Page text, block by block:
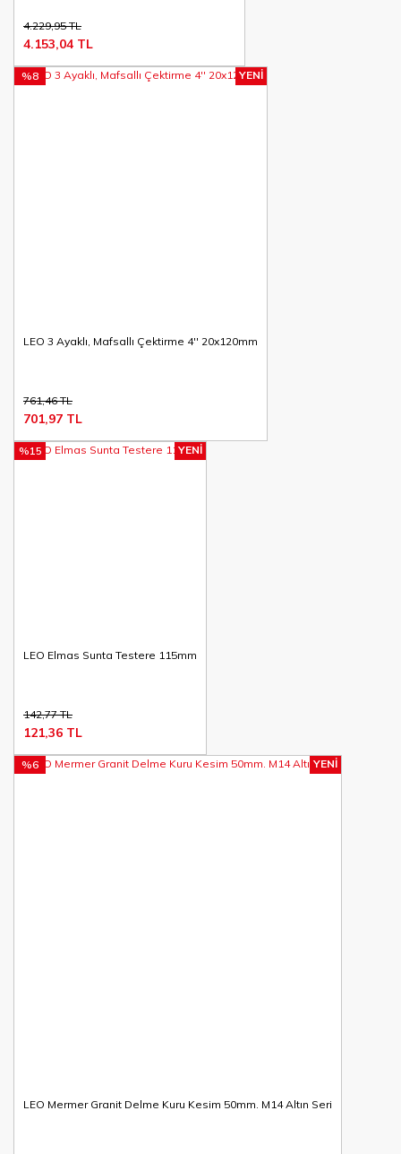
4.229,95 TL
4.153,04 TL
YENİ
LEO 3 Ayaklı, Mafsallı Çektirme 4'' 20x120mm
%8
761,46 TL
701,97 TL
YENİ
LEO Elmas Sunta Testere 115mm
%15
142,77 TL
121,36 TL
YENİ
LEO Mermer Granit Delme Kuru Kesim 50mm. M14 Altın Seri
%6